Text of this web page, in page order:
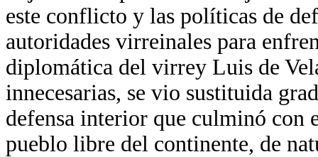
este conflicto y las políticas de
autoridades virreinales para
diplomática del virrey Luis de
innecesarias, se vio sustituida
defensa interior que culminó con
pueblo libre del continente, de